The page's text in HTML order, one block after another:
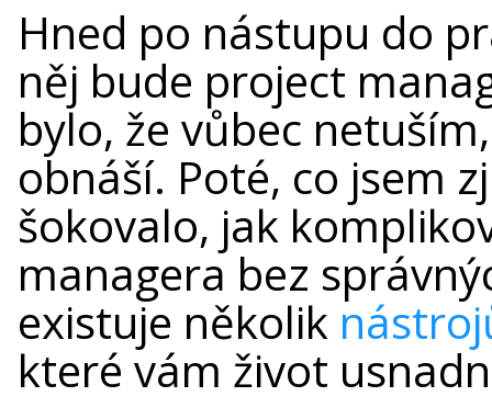
Hned po nástupu do
něj bude project
bylo, že vůbec
obnáší. Poté, co jsem
šokovalo, jak
managera bez
existuje několik
které vám život